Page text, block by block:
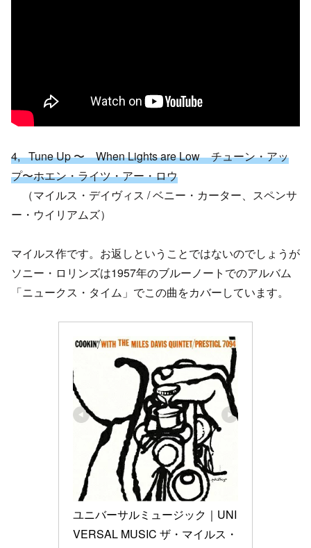
4, Tune Up 〜 When Lights are Low チューン・アッ
プ〜ホエン・ライツ・アー・ロウ
（マイルス・デイヴィス / ベニー・カーター、スペンサ
ー・ウイリアムズ）
マイルス作です。お返しということではないのでしょうが
ソニー・ロリンズは1957年のブルーノートでのアルバム
「ニュークス・タイム」でこの曲をカバーしています。
ユニバーサルミュージック｜UNI
VERSAL MUSIC ザ・マイルス・